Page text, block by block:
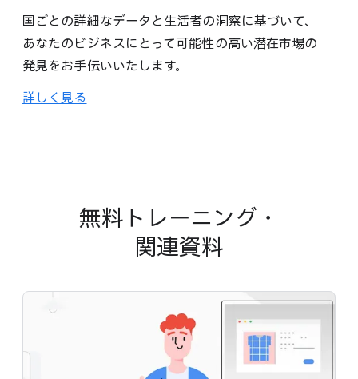
国ごとの​詳細な​データと​生活者の​洞察に​基づいて、​
あなたの​ビジネスに​とって​可能性の​高い​潜在市場の​
発見を​お手伝​いいたします。
詳しく​見る
無料トレーニング・
関連資料